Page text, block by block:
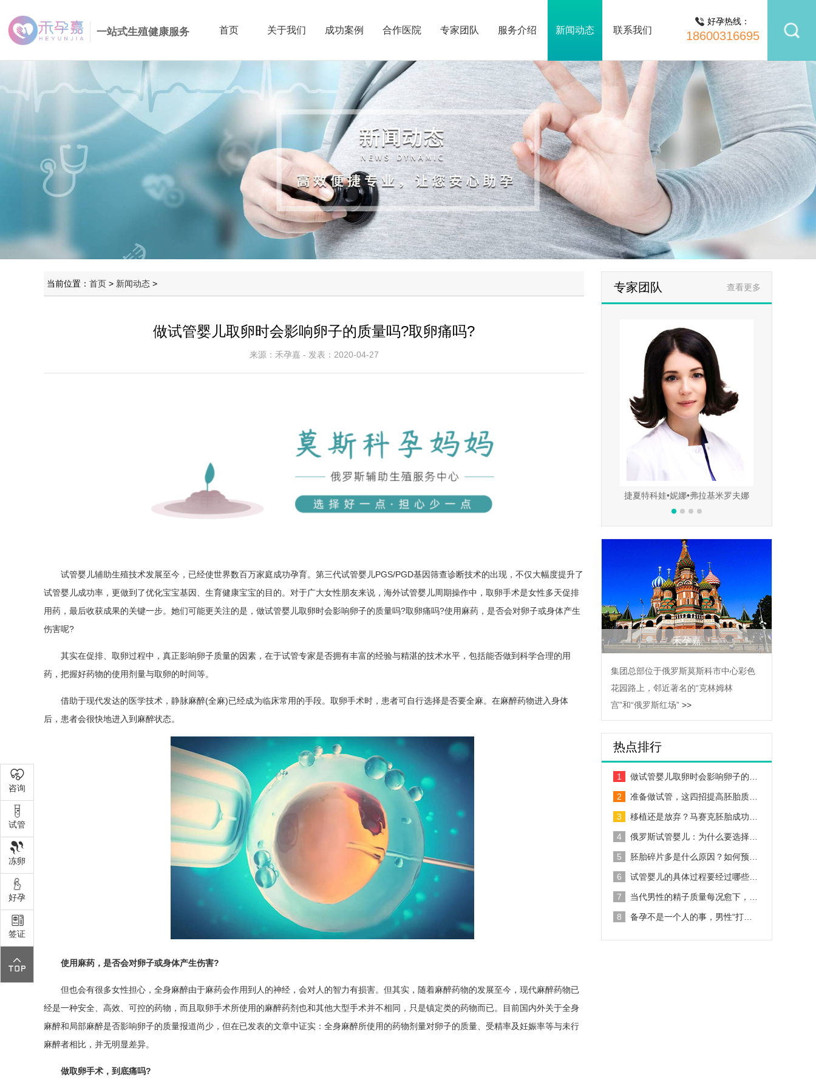
一站式生殖健康服务 首页 关于我们 成功案例 合作医院 专家团队 服务介绍 新闻动态 联系我们
好孕热线：
18600316695
当前位置： 首页 > 新闻动态 >
做试管婴儿取卵时会影响卵子的质量吗?取卵痛吗?
来源：禾孕嘉 - 发表：2020-04-27
试管婴儿辅助生殖技术发展至今，已经使世界数百万家庭成功孕育。第三代试管婴儿PGS/PGD基因筛查诊断技术的出现，不仅大幅度提升了
试管婴儿成功率，更做到了优化宝宝基因、生育健康宝宝的目的。对于广大女性朋友来说，海外试管婴儿周期操作中，取卵手术是女性多天促排
用药，最后收获成果的关键一步。她们可能更关注的是，做试管婴儿取卵时会影响卵子的质量吗?取卵痛吗?使用麻药，是否会对卵子或身体产生
伤害呢?
其实在促排、取卵过程中，真正影响卵子质量的因素，在于试管专家是否拥有丰富的经验与精湛的技术水平，包括能否做到科学合理的用
药，把握好药物的使用剂量与取卵的时间等。
借助于现代发达的医学技术，静脉麻醉(全麻)已经成为临床常用的手段。取卵手术时，患者可自行选择是否要全麻。在麻醉药物进入身体
后，患者会很快地进入到麻醉状态。
使用麻药，是否会对卵子或身体产生伤害?
但也会有很多女性担心，全身麻醉由于麻药会作用到人的神经，会对人的智力有损害。但其实，随着麻醉药物的发展至今，现代麻醉药物已
经是一种安全、高效、可控的药物，而且取卵手术所使用的麻醉药剂也和其他大型手术并不相同，只是镇定类的药物而已。目前国内外关于全身
麻醉和局部麻醉是否影响卵子的质量报道尚少，但在已发表的文章中证实：全身麻醉所使用的药物剂量对卵子的质量、受精率及妊娠率等与未行
麻醉者相比，并无明显差异。
做取卵手术，到底痛吗?
专家团队 查看更多
捷夏特科娃•妮娜•弗拉基米罗夫娜
禾孕嘉
集团总部位于俄罗斯莫斯科市中心彩色
花园路上，邻近著名的“克林姆林
宫”和“俄罗斯红场” >>
热点排行
1 做试管婴儿取卵时会影响卵子的…
2 准备做试管，这四招提高胚胎质…
3 移植还是放弃？马赛克胚胎成功…
4 俄罗斯试管婴儿：为什么要选择…
5 胚胎碎片多是什么原因？如何预…
6 试管婴儿的具体过程要经过哪些…
7 当代男性的精子质量每况愈下，…
8 备孕不是一个人的事，男性“打…
咨询
试管
冻卵
好孕
签证